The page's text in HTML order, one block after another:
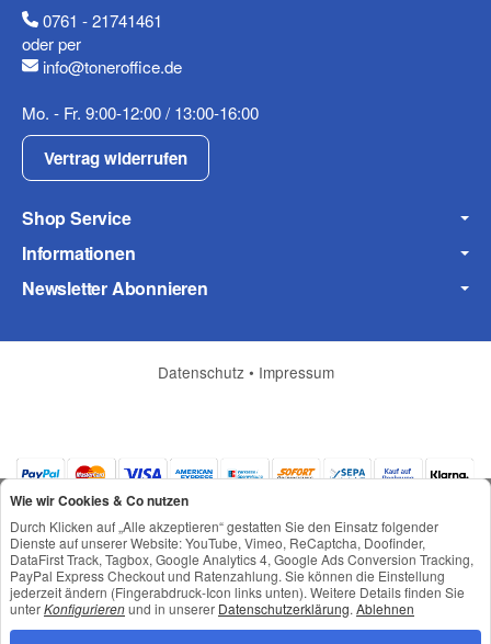
0761 - 21741461
oder per
info@toneroffice.de
Mo. - Fr. 9:00-12:00 / 13:00-16:00
Vertrag widerrufen
Shop Service
Informationen
Newsletter Abonnieren
Datenschutz • Impressum
*Alle Preise inkl. gesetzlicher USt., zzgl.Versand
© © Toneroffice.de
Wie wir Cookies & Co nutzen
Durch Klicken auf „Alle akzeptieren“ gestatten Sie den Einsatz folgender
Dienste auf unserer Website: YouTube, Vimeo, ReCaptcha, Doofinder,
DataFirst Track, Tagbox, Google Analytics 4, Google Ads Conversion Tracking,
PayPal Express Checkout und Ratenzahlung. Sie können die Einstellung
jederzeit ändern (Fingerabdruck-Icon links unten). Weitere Details finden Sie
unterKonfigurierenund in unserer Datenschutzerklärung. Ablehnen